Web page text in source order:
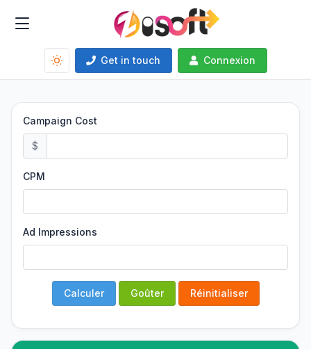
Get in touch Connexion
Campaign Cost
$
CPM
Ad Impressions
Calculer Goûter Réinitialiser